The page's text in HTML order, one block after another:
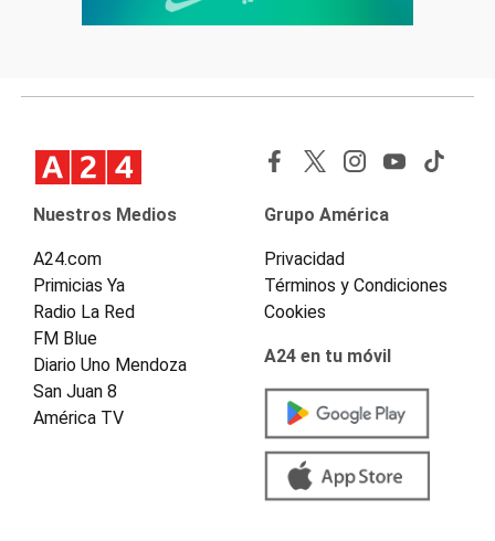
Nuestros Medios
A24.com
Primicias Ya
Radio La Red
FM Blue
Diario Uno Mendoza
San Juan 8
América TV
Grupo América
Privacidad
Términos y Condiciones
Cookies
A24 en tu móvil